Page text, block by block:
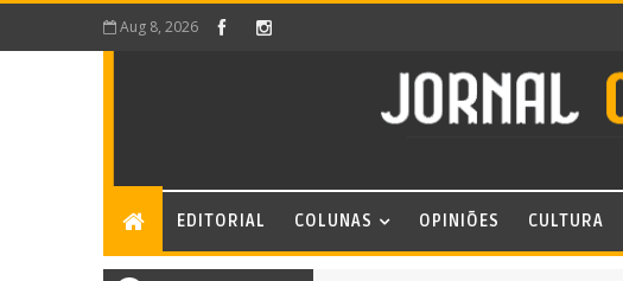
Aug 8, 2026
EDITORIAL COLUNAS OPINIÕES CULTURA